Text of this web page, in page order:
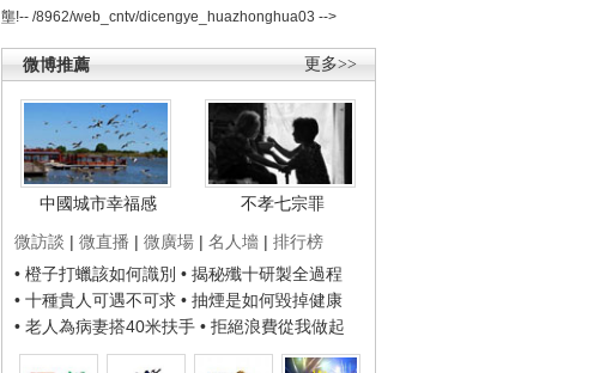
壟!-- /8962/web_cntv/dicengye_huazhonghua03 -->
更多>>
微博推薦
中國城市幸福感
不孝七宗罪
微訪談 | 微直播 | 微廣場 | 名人墻 | 排行榜
• 橙子打蠟該如何識別 • 揭秘殲十研製全過程
• 十種貴人可遇不可求 • 抽煙是如何毀掉健康
• 老人為病妻搭40米扶手 • 拒絕浪費從我做起